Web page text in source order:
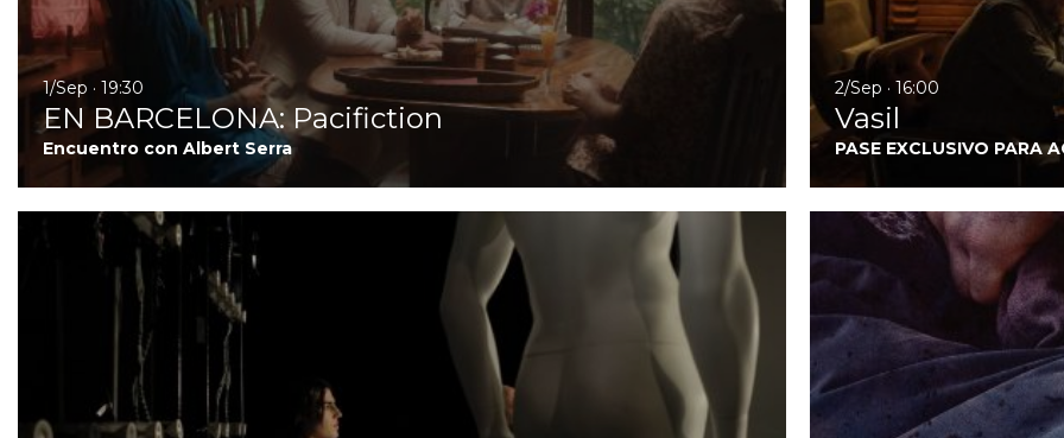
1/Sep · 19:30
EN BARCELONA: Pacifiction
Encuentro con Albert Serra
2/Sep · 16:00
Vasil
PASE EXCLUSIVO PARA
Ir a Mi vacío y yo